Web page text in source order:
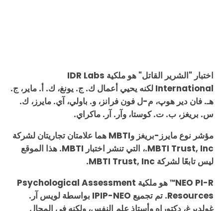
اختبار "الشرير القاتل" هو ملكية IDR Labs
International لكنه يحيي أعمال ك. ج. يونغ، ك. أ. ماير، ج.
هـ. فان دير هوپ، م-ل فون فرانز، و. باولي، آي. مايرز، ك.
س. بريغز، ب. ت. كوستا، وآر. آر. ماكراي.
مؤشر نوع مايرز-بريغز وMBTI هما علامتان تجاريتان لشركة
MBTI Trust, Inc.، التي تنشر اختبار MBTI. هذا الموقع
ليس تابعًا لشركة MBTI Trust, Inc.
NEO PI-R
™
هو ملكية Psychological Assessment
Resources. تم تجميع IPIP-NEO بواسطة لويس آر.